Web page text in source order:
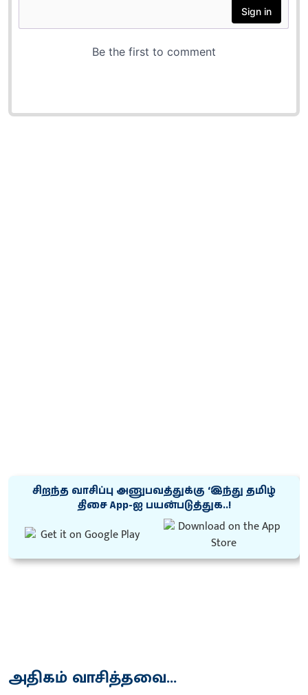
சிறந்த வாசிப்பு அனுபவத்துக்கு ‘இந்து தமிழ்
திசை App-ஐ பயன்படுத்துக..!
அதிகம் வாசித்தவை...